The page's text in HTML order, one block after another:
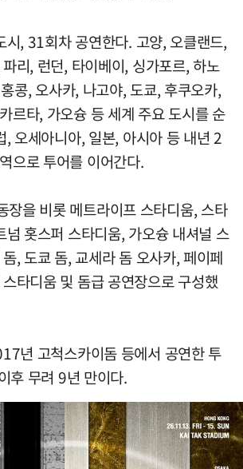
시, 31회차 공연한다. 고양, 오클랜드,
리, 런던, 타이베이, 싱가포르, 하노
콩, 오사카, 나고야, 도쿄, 후쿠오카,
르타, 가오슝 등 세계 주요 도시를 순
, 오세아니아, 일본, 아시아 등 내년 2
으로 투어를 이어간다.
장을 비롯 메트라이프 스타디움, 스타
넘 홋스퍼 스타디움, 가오슝 내셔널 스
, 도쿄 돔, 교세라 돔 오사카, 페이페
타디움 및 돔급 공연장으로 구성했
년 고척스카이돔 등에서 공연한 투
후 무려 9년 만이다.